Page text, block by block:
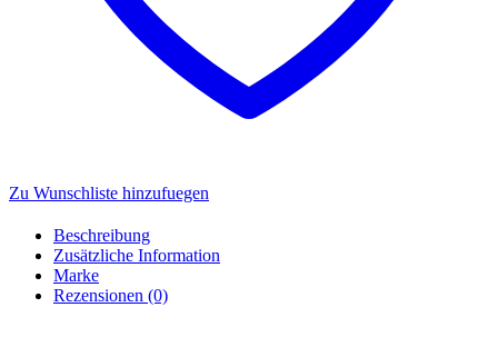
Zu Wunschliste hinzufuegen
Beschreibung
Zusätzliche Information
Marke
Rezensionen (0)